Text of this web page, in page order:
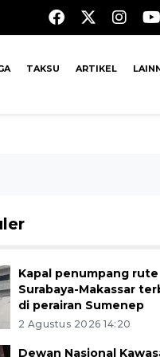
TAKSU ARTIKEL
Kapal penumpang rute
Surabaya-Makassar
di perairan Sumenep
2 Agustus 2026 14:20
Dewan Nasional